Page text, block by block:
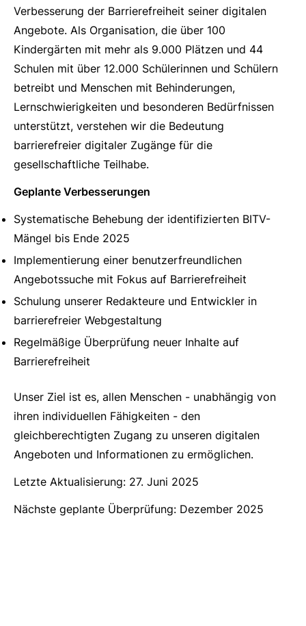
Verbesserung der Barrierefreiheit seiner digitalen
Angebote. Als Organisation, die über 100
Kindergärten mit mehr als 9.000 Plätzen und 44
Schulen mit über 12.000 Schülerinnen und Schülern
betreibt und Menschen mit Behinderungen,
Lernschwierigkeiten und besonderen Bedürfnissen
unterstützt, verstehen wir die Bedeutung
barrierefreier digitaler Zugänge für die
gesellschaftliche Teilhabe.
Geplante Verbesserungen
Systematische Behebung der identifizierten BITV-
Mängel bis Ende 2025
Implementierung einer benutzerfreundlichen
Angebotssuche mit Fokus auf Barrierefreiheit
Schulung unserer Redakteure und Entwickler in
barrierefreier Webgestaltung
Regelmäßige Überprüfung neuer Inhalte auf
Barrierefreiheit
Unser Ziel ist es, allen Menschen - unabhängig von
ihren individuellen Fähigkeiten - den
gleichberechtigten Zugang zu unseren digitalen
Angeboten und Informationen zu ermöglichen.
Letzte Aktualisierung: 27. Juni 2025
Nächste geplante Überprüfung: Dezember 2025